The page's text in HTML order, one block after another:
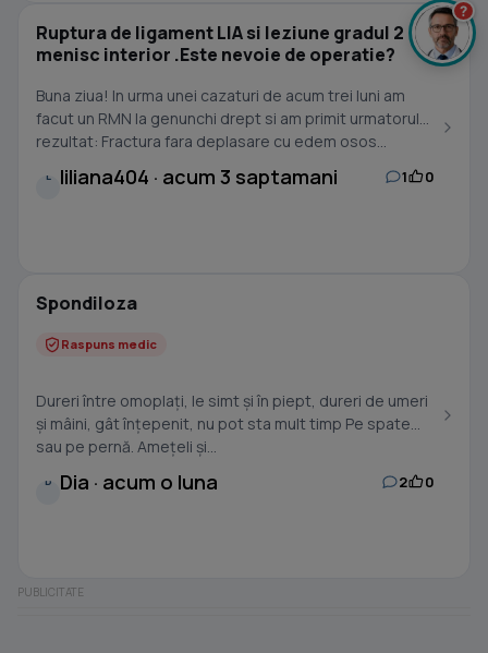
Ruptura de ligament LIA si leziune gradul 2
menisc interior .Este nevoie de operatie?
Buna ziua! In urma unei cazaturi de acum trei luni am
facut un RMN la genunchi drept si am primit urmatorul
rezultat: Fractura fara deplasare cu edem osos...
L liliana404 · acum 3 saptamani 1 0
Spondiloza
Raspuns medic
Dureri între omoplați, le simt și în piept, dureri de umeri
și mâini, gât înțepenit, nu pot sta mult timp Pe spate
sau pe pernă. Amețeli și...
D Dia · acum o luna 2 0
?